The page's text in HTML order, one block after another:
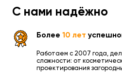
С нами надёжно
Более 10 лет
Работаем с 2007 года,
сложности: от
проектирования